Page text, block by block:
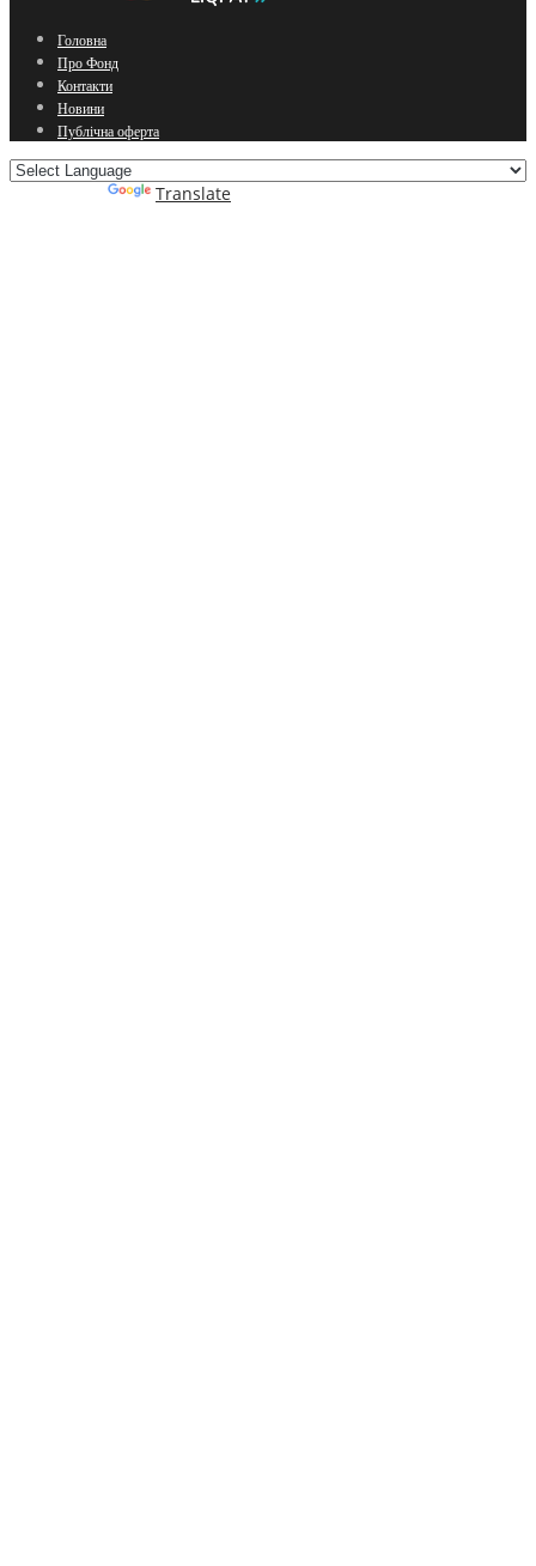
Головна
Про Фонд
Контакти
Новини
Публічна оферта
Translate